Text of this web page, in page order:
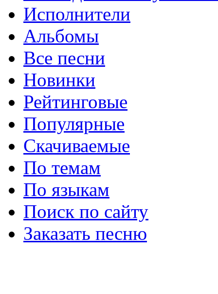
Исполнители
Альбомы
Все песни
Новинки
Рейтинговые
Популярные
Скачиваемые
По темам
По языкам
Поиск по сайту
Заказать песню